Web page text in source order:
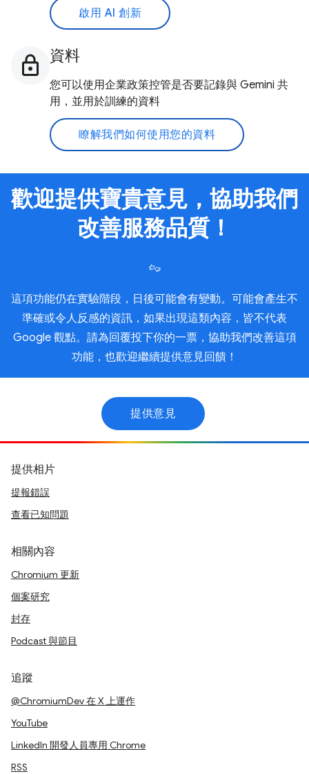
啟用 AI 創新
資料
您可以使用企業政策控管是否要記錄與 Gemini 共
用，並用於訓練的資料
瞭解我們如何使用您的資料
歡迎提供寶貴意見，協助我們
改善服務品質！
這項功能仍在實驗階段，日後可能會有變動。可能會產生不
準確或令人反感的資訊，如果出現這類內容，皆不代表
Google 觀點。請為回覆投下你的一票，協助我們改善這項
功能，也歡迎繼續提供意見回饋！
提供意見
提供相片
提報錯誤
查看已知問題
相關內容
Chromium 更新
個案研究
封存
Podcast 與節目
追蹤
@ChromiumDev 在 X 上運作
YouTube
LinkedIn 開發人員專用 Chrome
RSS